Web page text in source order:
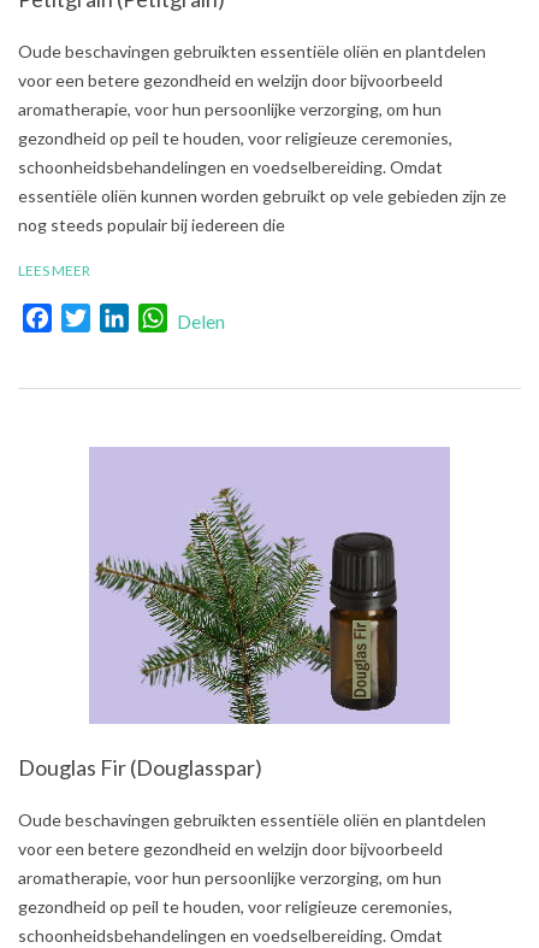
2021-
08-
01
Oude beschavingen gebruikten essentiële oliën en plantdelen
voor een betere gezondheid en welzijn door bijvoorbeeld
aromatherapie, voor hun persoonlijke verzorging, om hun
gezondheid op peil te houden, voor religieuze ceremonies,
schoonheidsbehandelingen en voedselbereiding. Omdat
essentiële oliën kunnen worden gebruikt op vele gebieden zijn ze
nog steeds populair bij iedereen die
LEES MEER
FacebookTwitterLinkedInWhatsApp
Delen
Douglas Fir (Douglasspar)
2021-
Oude beschavingen gebruikten essentiële oliën en plantdelen
voor een betere gezondheid en welzijn door bijvoorbeeld
aromatherapie, voor hun persoonlijke verzorging, om hun
gezondheid op peil te houden, voor religieuze ceremonies,
schoonheidsbehandelingen en voedselbereiding. Omdat